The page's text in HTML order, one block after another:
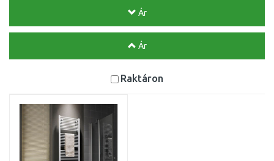
Ár
Ár
Raktáron